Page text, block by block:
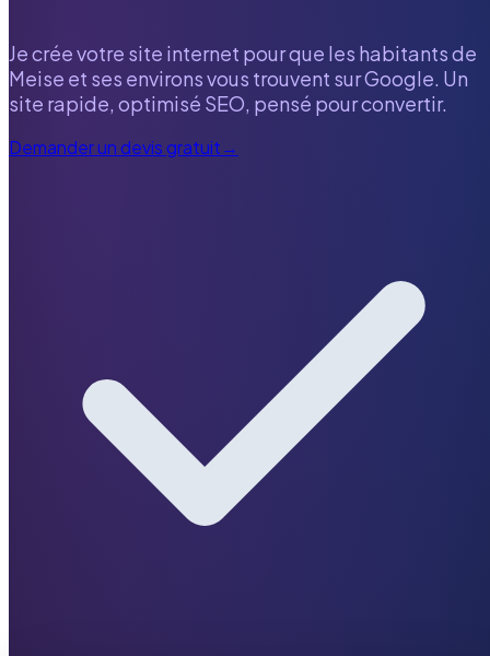
Je crée votre site internet pour que les habitants de
Meise et ses environs vous trouvent sur Google. Un
site rapide, optimisé SEO, pensé pour convertir.
Demander un devis gratuit→